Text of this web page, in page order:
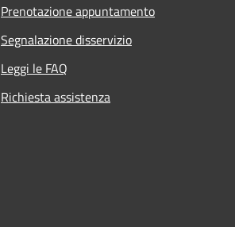
Prenotazione appuntamento
Segnalazione disservizio
Leggi le FAQ
Richiesta assistenza